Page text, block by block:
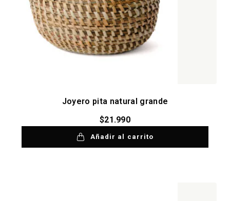
Joyero pita natural grande
$21.990
Añadir al carrito